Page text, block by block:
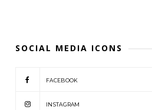
SOCIAL MEDIA ICONS
FACEBOOK
INSTAGRAM